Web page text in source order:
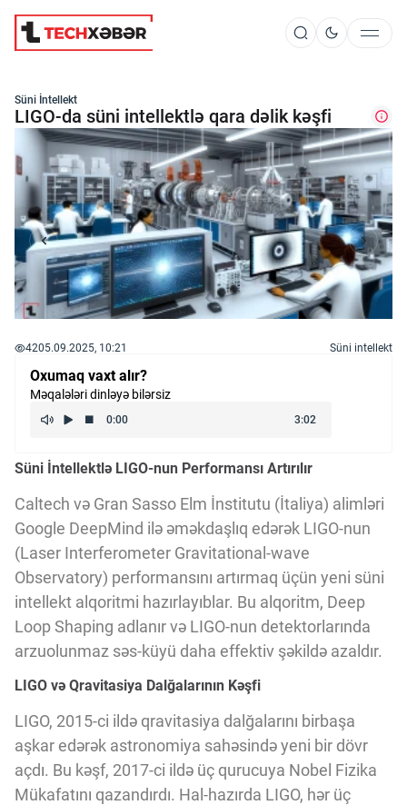
Süni İntellekt
Elm və Kosmos
Texnoloji İnkişaf
İnnovasiya və Startaplar
Robot və Cihazlar
Kriptovalyuta
ÇƏRƏZLƏR SİYASƏTİ
İSTIFADƏ ŞƏRTLƏRİ
MƏXFİLİK SİYASƏTİ
Haqqımızda
Vizyoner Baxışı
Süni İntellekt
LIGO-da süni intellektlə qara dəlik kəşfi
4205.09.2025, 10:21 Süni intellekt
Oxumaq vaxt alır?
Məqalələri dinləyə bilərsiz
Süni İntellektlə LIGO-nun Performansı Artırılır
Caltech və Gran Sasso Elm İnstitutu (İtaliya) alimləri
Google DeepMind ilə əməkdaşlıq edərək LIGO-nun
(Laser Interferometer Gravitational-wave
Observatory) performansını artırmaq üçün yeni süni
intellekt alqoritmi hazırlayıblar. Bu alqoritm, Deep
Loop Shaping adlanır və LIGO-nun detektorlarında
arzuolunmaz səs-küyü daha effektiv şəkildə azaldır.
LIGO və Qravitasiya Dalğalarının Kəşfi
LIGO, 2015-ci ildə qravitasiya dalğalarını birbaşa
aşkar edərək astronomiya sahəsində yeni bir dövr
açdı. Bu kəşf, 2017-ci ildə üç qurucuya Nobel Fizika
Mükafatını qazandırdı. Hal-hazırda LIGO, hər üç